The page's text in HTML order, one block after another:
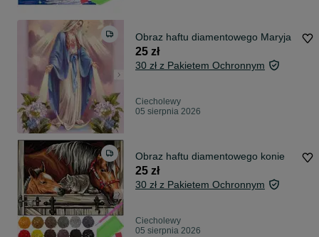
Obraz haftu diamentowego Maryja
25 zł
30 zł z Pakietem Ochronnym
Ciecholewy
05 sierpnia 2026
Obraz haftu diamentowego konie
25 zł
30 zł z Pakietem Ochronnym
Ciecholewy
05 sierpnia 2026